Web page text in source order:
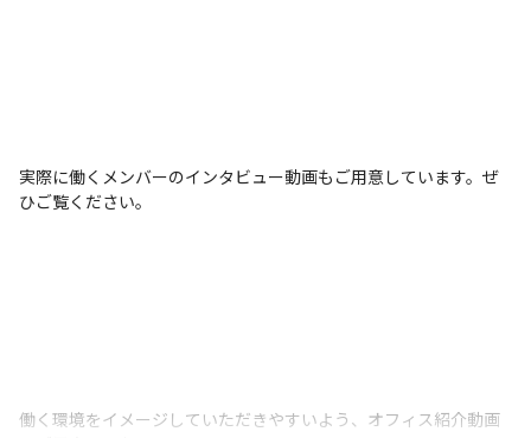
実際に働くメンバーのインタビュー動画もご用意しています。ぜ
ひご覧ください。
働く環境をイメージしていただきやすいよう、オフィス紹介動画